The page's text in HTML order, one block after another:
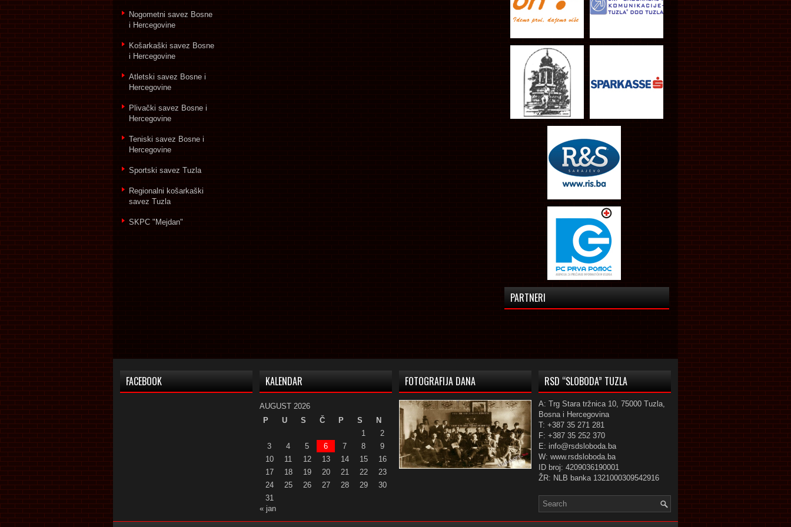
Nogometni savez Bosne
i Hercegovine
Košarkaški savez Bosne
i Hercegovine
Atletski savez Bosne i
Hercegovine
Plivački savez Bosne i
Hercegovine
Teniski savez Bosne i
Hercegovine
Sportski savez Tuzla
Regionalni košarkaški
savez Tuzla
SKPC "Mejdan"
PARTNERI
FACEBOOK KALENDAR
AUGUST 2026
P
U S Č P S
N
1
2
3
4 5 6 7 8
9
10
11 12 13 14 15
16
17
18 19 20 21 22
23
24
25 26 27 28 29
30
31
« jan
FOTOGRAFIJA DANA RSD “SLOBODA” TUZLA
A: Trg Stara tržnica 10, 75000 Tuzla,
Bosna i Hercegovina
T: +387 35 271 281
F: +387 35 252 370
E: info@rsdsloboda.ba
W: www.rsdsloboda.ba
ID broj: 4209036190001
ŽR: NLB banka 1321000309542916